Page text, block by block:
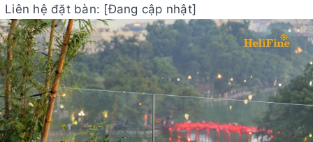
Liên hệ đặt bàn: [Đang cập nhật]